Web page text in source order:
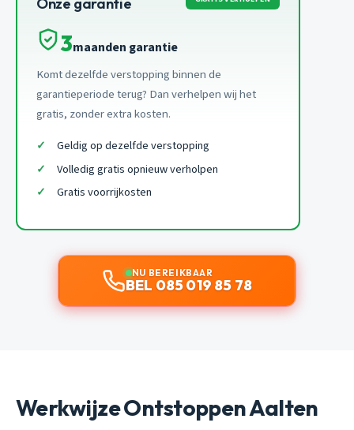
3maanden garantie
Komt dezelfde verstopping binnen de
garantieperiode terug? Dan verhelpen wij het
gratis, zonder extra kosten.
Geldig op dezelfde verstopping
Volledig gratis opnieuw verholpen
Gratis voorrijkosten
NU BEREIKBAAR
BEL 085 019 85 78
Werkwijze Ontstoppen Aalten